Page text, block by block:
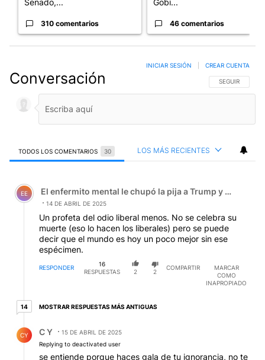
310 comentarios 46 comentarios
Conversación SIGA ESTA
SEGUIR
INICIAR SESIÓN CREAR CUENTA
TODOS LOS COMENTARIOS 30 LOS MÁS RECIENTES
Comentario de El enfermito mental le chupó la pija a
EE El enfermito mental le chupó la pija a Trump y el
14 DE ABRIL DE 2025
Un profeta del odio liberal menos. No se celebra su
muerte (eso lo hacen los liberales) pero se puede
decir que el mundo es hoy un poco mejor sin ese
espécimen.
RESPONDER
16
RESPUESTAS
2 2
COMPARTIR
MARCAR
COMO
INAPROPIADO
1414 respuestas más antiguas
MOSTRAR RESPUESTAS MÁS ANTIGUAS
CY C Y
15 DE ABRIL DE 2025
Replying to deactivated user
se entiende porque haces gala de tu ignorancia, no te